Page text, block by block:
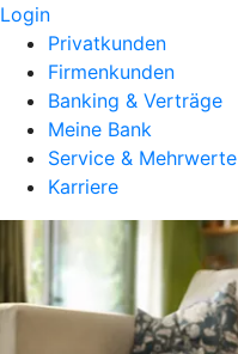
Login
Privatkunden
Firmenkunden
Banking & Verträge
Meine Bank
Service & Mehrwerte
Karriere